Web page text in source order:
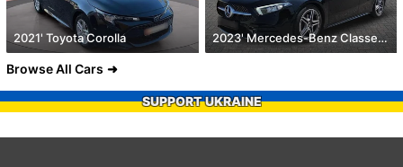
2021' Toyota Corolla 2023' Mercedes-Benz Classe A D Amg Line Aut.
Browse All Cars
SUPPORT UKRAINE